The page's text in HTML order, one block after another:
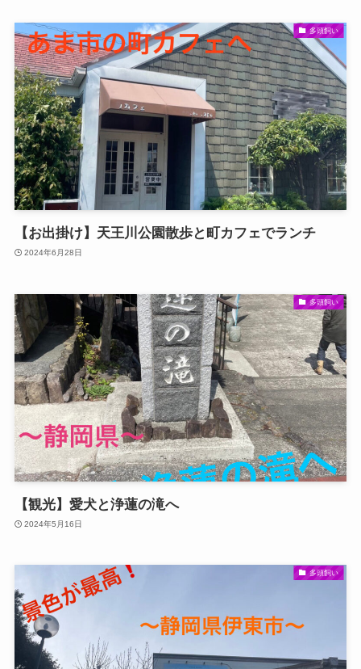
多頭飼い
【お出掛け】天王川公園散歩と町カフェでランチ
2024年6月28日
多頭飼い
【観光】愛犬と浄蓮の滝へ
2024年5月16日
多頭飼い